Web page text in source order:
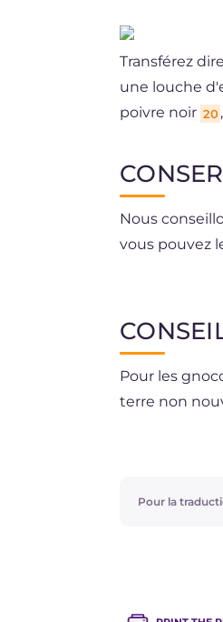
Transférez
une louche
poivre noir 20
Nous
vous pouvez
Pour les
terre non
porcini ou
Pour la